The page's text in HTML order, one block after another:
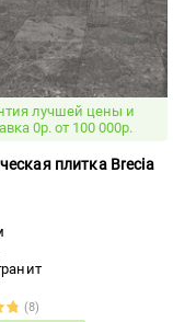
лучшей цены и
0р. от 100 000р.
плитка Brecia
(8)